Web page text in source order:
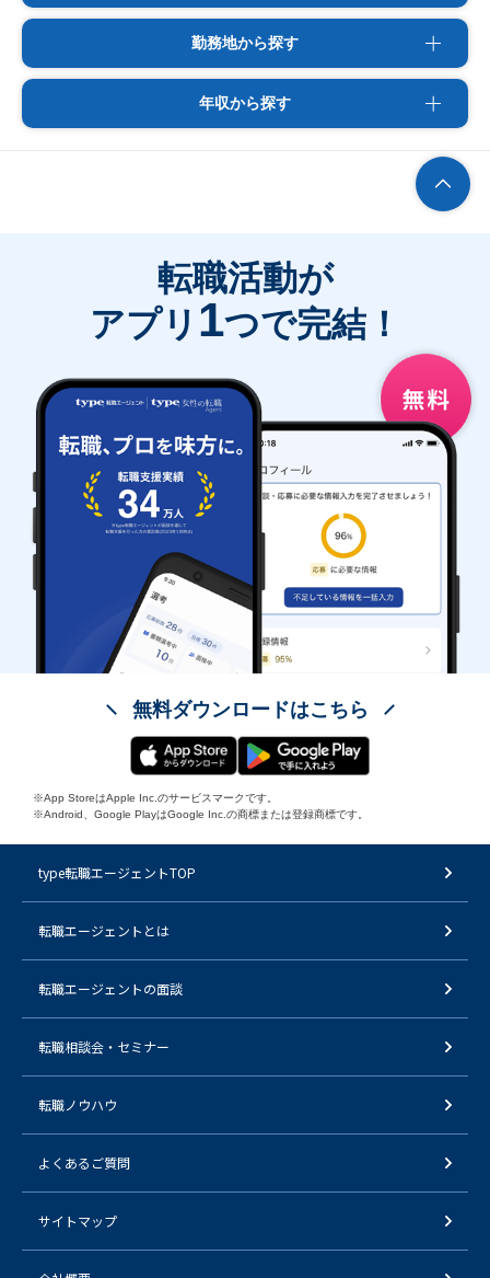
勤務地から探す
年収から探す
転職活動が
アプリ 1つで完結！
無料ダウンロードはこちら
※App StoreはApple Inc.のサービスマークです。
※Android、Google PlayはGoogle Inc.の商標または登録商標です。
type転職エージェントTOP
転職エージェントとは
転職エージェントの面談
転職相談会・セミナー
転職ノウハウ
よくあるご質問
サイトマップ